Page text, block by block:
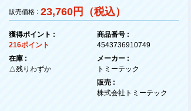
販売価格 : 23,760円（税込）
獲得ポイント :
216ポイント
在庫 :
△残りわずか
商品番号 :
4543736910749
メーカー :
トミーテック
販売 :
株式会社トミーテック